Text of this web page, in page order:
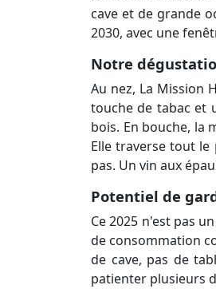
cave et de grande
2030, avec une
Notre
Au nez, La Mission
touche de tabac et
bois. En bouche, la
Elle traverse tout le
pas. Un vin aux
Potentiel de
Ce 2025 n'est pas
de consommation
de cave, pas de
patienter plusieurs